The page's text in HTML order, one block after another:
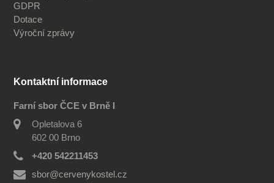
GDPR
Dotace
Výroční zprávy
Kontaktní informace
Farní sbor ČCE v Brně I
Opletalova 6
602 00 Brno
+420 542211453
sbor@cervenykostel.cz